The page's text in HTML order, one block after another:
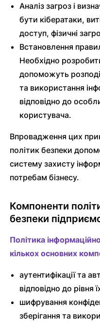
Аналіз загроз і
бути кібератаки,
доступ, фізичні
Встановлення
Необхідно
допоможуть
та використання
відповідно до
користувача.
Впровадження цих
політик безпеки
систему захисту
потребам бізнесу.
Компоненти
безпеки
Політика
кількох основних
аутентифікації та
відповідно до рівня
шифрування
зберігання та